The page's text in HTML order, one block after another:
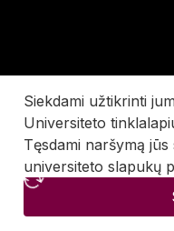
Siekdami užtikrinti
Universiteto
Tęsdami naršymą
universiteto slapukų